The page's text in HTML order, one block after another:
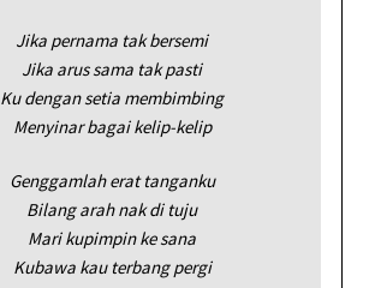
Jika pernama tak bersemi
Jika arus sama tak pasti
Ku dengan setia membimbing
Menyinar bagai kelip-kelip
Genggamlah erat tanganku
Bilang arah nak di tuju
Mari kupimpin ke sana
Kubawa kau terbang pergi